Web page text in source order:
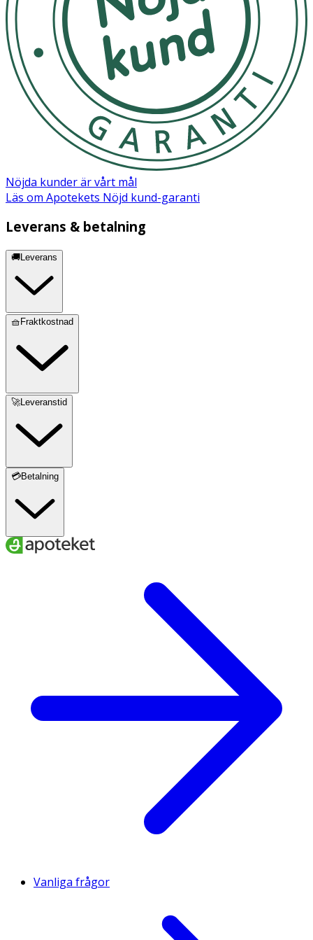
Nöjda kunder är vårt mål
Läs om Apotekets Nöjd kund-garanti
Leverans & betalning
🚚Leverans
🧺Fraktkostnad
🚀Leveranstid
💳Betalning
Vanliga frågor